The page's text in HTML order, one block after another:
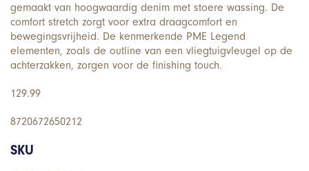
gemaakt van hoogwaardig denim met stoere wassing. De
comfort stretch zorgt voor extra draagcomfort en
bewegingsvrijheid. De kenmerkende PME Legend
elementen, zoals de outline van een vliegtuigvleugel op de
achterzakken, zorgen voor de finishing touch.
129.99
8720672650212
SKU